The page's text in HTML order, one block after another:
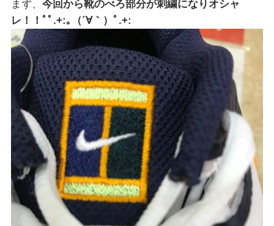
まず、 今回から靴のべろ部分が刺繍になりオシャ
レ！！ﾟﾟ.+:｡（´∀｀）ﾟ.+: